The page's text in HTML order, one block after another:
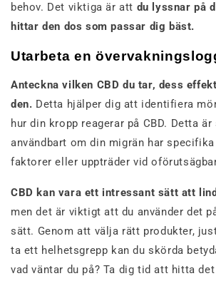
behov. Det viktiga är att du lyssnar på
hittar den dos som passar dig bäst.
Utarbeta en
Anteckna vilken CBD du tar, dess
den. Detta hjälper dig att identifiera
hur din kropp reagerar på CBD. Detta
användbart om din migrän har
faktorer eller uppträder vid
CBD kan vara ett intressant sätt att
men det är viktigt att du använder det
sätt. Genom att välja rätt produkter,
ta ett helhetsgrepp kan du skörda
vad väntar du på? Ta dig tid att hitta